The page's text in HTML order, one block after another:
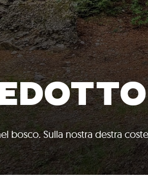
bosco. Sulla nostra destra